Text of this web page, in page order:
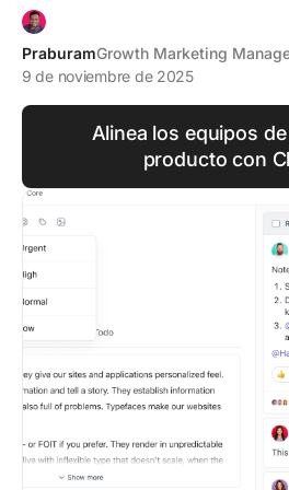
PraburamGrowth Marketing
9 de noviembre de 2025
Alinea los equipos
producto con